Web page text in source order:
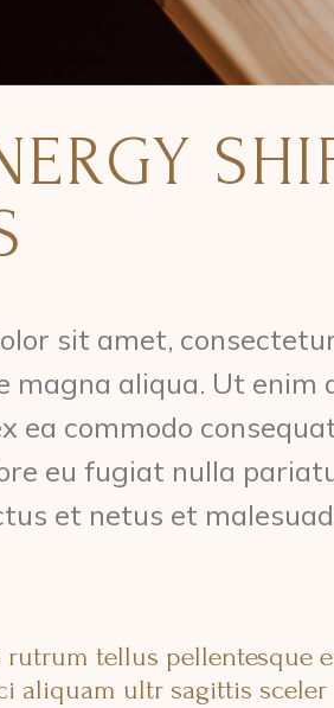
sit amet,
magna aliqua. Ut
ea commodo
eu fugiat nulla
et netus et
rutrum tellus
aliquam ultr sagittis sceler